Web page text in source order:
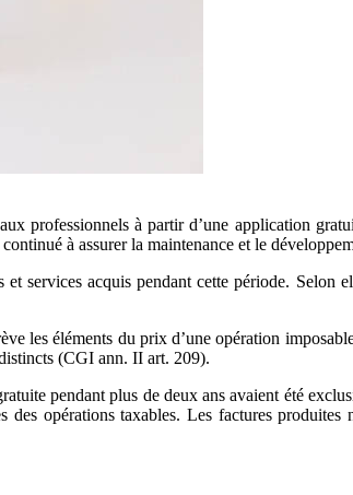
professionnels à partir d’une application
à assurer la maintenance et le
services acquis pendant cette période. Selon
les éléments du prix d’une opération
(CGI ann. II art. 209).
pendant plus de deux ans avaient été
opérations taxables. Les factures